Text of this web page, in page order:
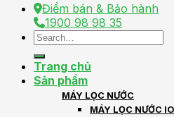
Điểm bán & Bảo hành
1900 98 98 35
Search
for:
Trang chủ
Sản phẩm
MÁY LỌC NƯỚC
MÁY LỌC NƯỚC